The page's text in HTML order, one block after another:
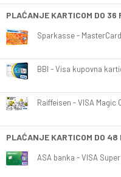
PLAĆANJE KARTICOM DO 36
Sparkasse -
BBI - Visa kupovna
Raiffeisen - VISA Magic
PLAĆANJE KARTICOM DO 48
ASA banka - VISA